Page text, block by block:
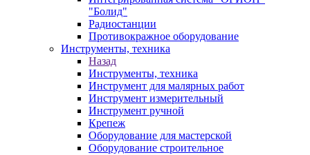
"Болид"
Радиостанции
Противокражное оборудование
Инструменты, техника
Назад
Инструменты, техника
Инструмент для малярных работ
Инструмент измерительный
Инструмент ручной
Крепеж
Оборудование для мастерской
Оборудование строительное